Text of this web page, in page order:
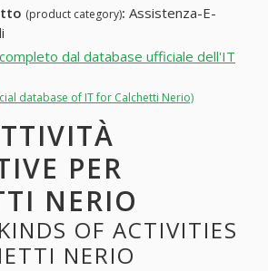
(product category): Assistenza-E-
dal database ufficiale dell'IT
database of IT for Calchetti Nerio)
PER
NERIO
OF ACTIVITIES
NERIO